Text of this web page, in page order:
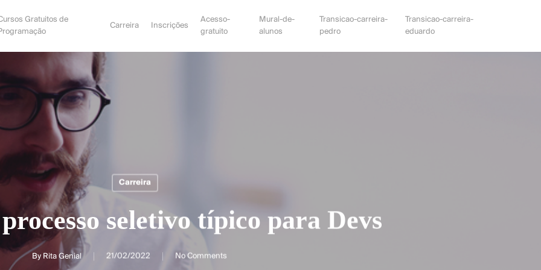
Gratuitos de
Carreira Inscrições
Acesso-
gratuito
Mural-de-
alunos
Transicao-carreira-
pedro
Transicao-carreira-
eduardo
Carreira
seletivo típico para Devs
By Rita Genial 21/02/2022 No Comments